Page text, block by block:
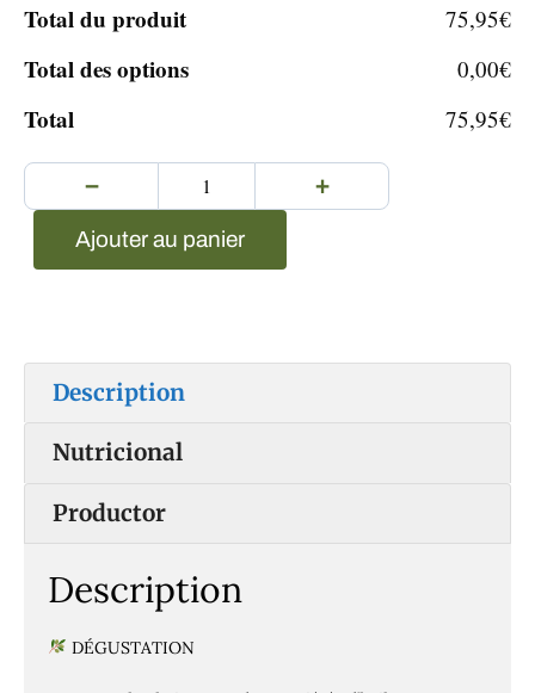
Total du produit 75,95€
Total des options 0,00€
Total 75,95€
− +
Ajouter au panier
Description
Nutricional
Productor
Description
DÉGUSTATION